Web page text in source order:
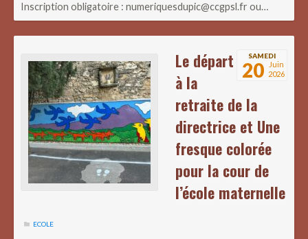
Inscription obligatoire : numeriquesdupic@ccgpsl.fr ou…
SAMEDI
20
Juin
2026
Le départ
à la
retraite de la
directrice et Une
fresque colorée
pour la cour de
l’école maternelle
ECOLE